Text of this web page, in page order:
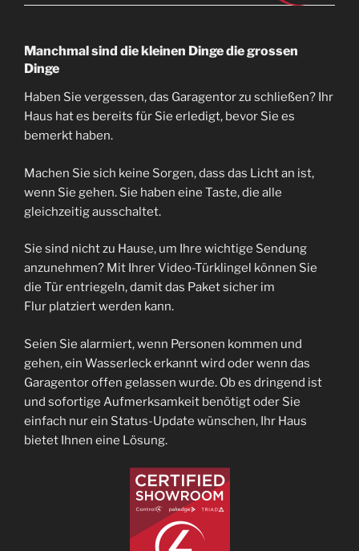
Manchmal sind die kleinen Dinge die grossen
Dinge
Haben Sie vergessen, das Garagentor zu schließen? Ihr
Haus hat es bereits für Sie erledigt, bevor Sie es
bemerkt haben.
Machen Sie sich keine Sorgen, dass das Licht an ist,
wenn Sie gehen. Sie haben eine Taste, die alle
gleichzeitig ausschaltet.
Sie sind nicht zu Hause, um Ihre wichtige Sendung
anzunehmen? Mit Ihrer Video-Türklingel können Sie
die Tür entriegeln, damit das Paket sicher im
Flur platziert werden kann.
Seien Sie alarmiert, wenn Personen kommen und
gehen, ein Wasserleck erkannt wird oder wenn das
Garagentor offen gelassen wurde. Ob es dringend ist
und sofortige Aufmerksamkeit benötigt oder Sie
einfach nur ein Status-Update wünschen, Ihr Haus
bietet Ihnen eine Lösung.